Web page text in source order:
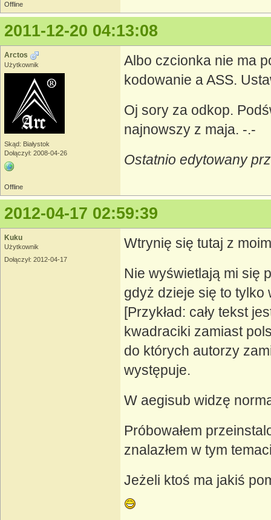
Offline
2011-12-20 04:13:08
Arctos
Użytkownik
Skąd: Białystok
Dołączył: 2008-04-26
Albo czcionka nie ma
kodowanie a ASS.
Oj sory za odkop.
najnowszy z maja. -.-
Ostatnio edytowany
Offline
2012-04-17 02:59:39
Kuku
Użytkownik
Dołączył: 2012-04-17
Wtrynię się tutaj z
Nie wyświetlają mi się
gdyż dzieje się to tylko
[Przykład: cały tekst
kwadraciki zamiast
do których autorzy
występuje.
W aegisub widzę
Próbowałem
znalazłem w tym
Jeżeli ktoś ma jakiś